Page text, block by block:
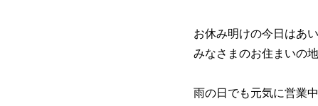
お休み明けの今日はあ
みなさまのお住まいの
雨の日でも元気に営業